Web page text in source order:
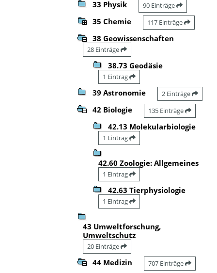
33 Physik 90 Einträge
35 Chemie 117 Einträge
38 Geowissenschaften
28 Einträge
38.73 Geodäsie
1 Eintrag
39 Astronomie 2 Einträge
42 Biologie 135 Einträge
42.13 Molekularbiologie
1 Eintrag
42.60 Zoologie: Allgemeines
1 Eintrag
42.63 Tierphysiologie
1 Eintrag
43 Umweltforschung,
Umweltschutz
20 Einträge
44 Medizin 707 Einträge